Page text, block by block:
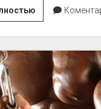
«Эбигейл»:
красиво,
но
бессмысленно